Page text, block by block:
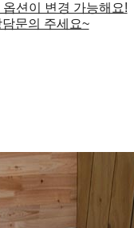
션이 변경 가능해요!
문의 주세요~